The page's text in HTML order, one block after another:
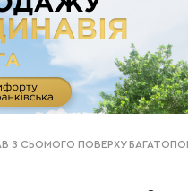
З СЬОМОГО ПОВЕРХУ